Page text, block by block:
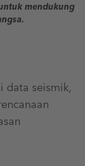
mendukung
data seismik,